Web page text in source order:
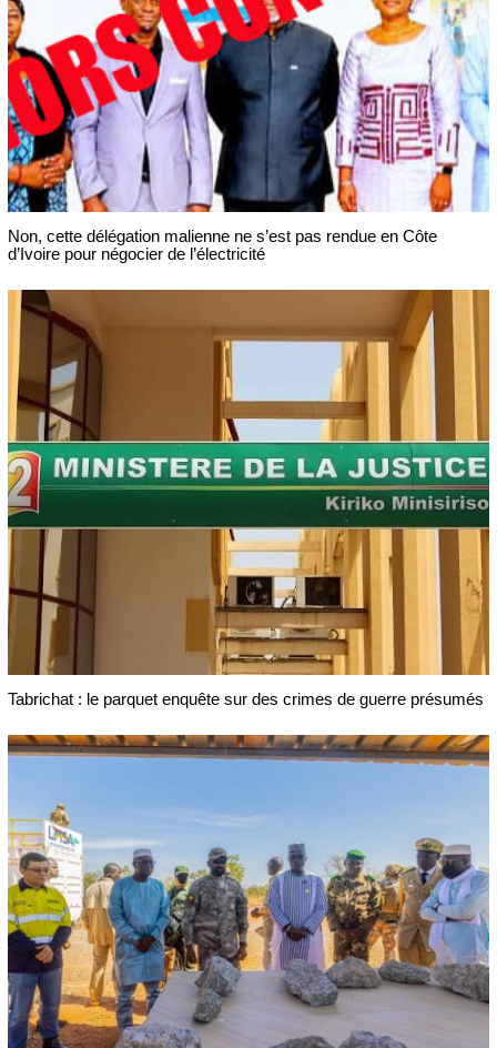
Non, cette délégation malienne ne s’est pas rendue en Côte
d’Ivoire pour négocier de l’électricité
Tabrichat : le parquet enquête sur des crimes de guerre présumés